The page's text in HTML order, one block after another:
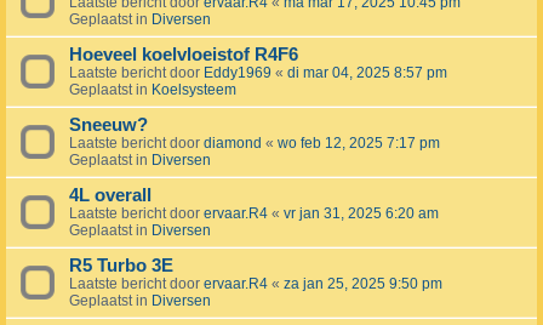
Geplaatst in Diversen
Hoeveel koelvloeistof R4F6
Laatste bericht door Eddy1969 « di mar 04, 2025 8:57 pm
Geplaatst in Koelsysteem
Sneeuw?
Laatste bericht door diamond « wo feb 12, 2025 7:17 pm
Geplaatst in Diversen
4L overall
Laatste bericht door ervaar.R4 « vr jan 31, 2025 6:20 am
Geplaatst in Diversen
R5 Turbo 3E
Laatste bericht door ervaar.R4 « za jan 25, 2025 9:50 pm
Geplaatst in Diversen